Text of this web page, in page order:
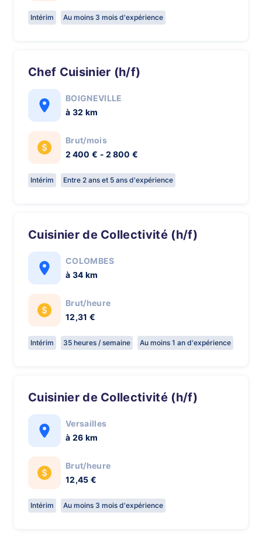
Intérim Au moins 3 mois d'expérience
Chef Cuisinier (h/f)
BOIGNEVILLE
à 32 km
Brut/mois
2 400 € - 2 800 €
Intérim Entre 2 ans et 5 ans d'expérience
Cuisinier de Collectivité (h/f)
COLOMBES
à 34 km
Brut/heure
12,31 €
Intérim 35 heures / semaine Au moins 1 an d'expérience
Cuisinier de Collectivité (h/f)
Versailles
à 26 km
Brut/heure
12,45 €
Intérim Au moins 3 mois d'expérience